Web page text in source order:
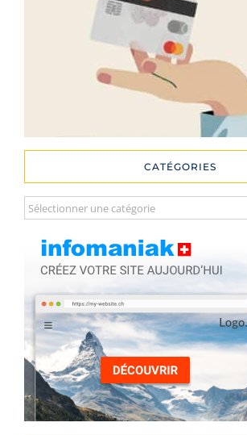
CATÉGORIES
Catégories